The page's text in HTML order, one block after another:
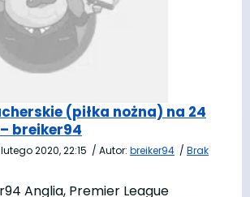
(piłka nożna) na 24
breiker94
2020, 22:15 / Autor: breiker94 / Brak
Anglia, Premier League